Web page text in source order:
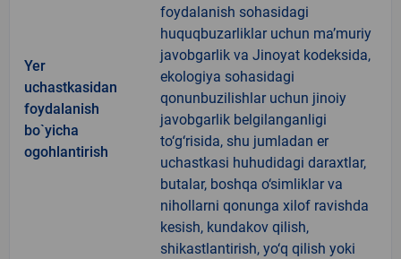
Yer
uchastkasidan
foydalanish
bo`yicha
ogohlantirish
foydalanish sohasidagi
huquqbuzarliklar uchun ma’muriy
javobgarlik va Jinoyat kodeksida,
ekologiya sohasidagi
qonunbuzilishlar uchun jinoiy
javobgarlik belgilanganligi
to‘g‘risida, shu jumladan er
uchastkasi huhudidagi daraxtlar,
butalar, boshqa o‘simliklar va
nihollarni qonunga xilof ravishda
kesish, kundakov qilish,
shikastlantirish, yo‘q qilish yoki